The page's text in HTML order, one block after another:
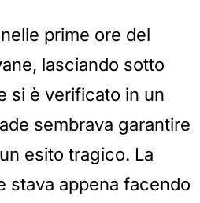
prime ore del
lasciando sotto
si è verificato in un
sembrava garantire
esito tragico. La
stava appena facendo